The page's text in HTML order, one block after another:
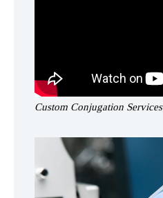
Custom Conjugation Services